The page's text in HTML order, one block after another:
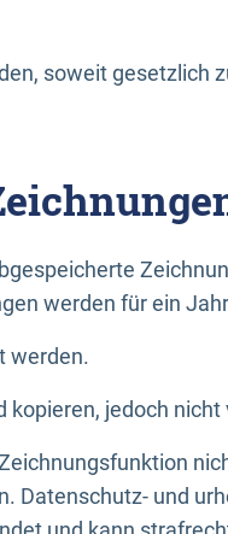
soweit gesetzlich
werden für ein
werden.
jedoch nicht
Datenschutz- und